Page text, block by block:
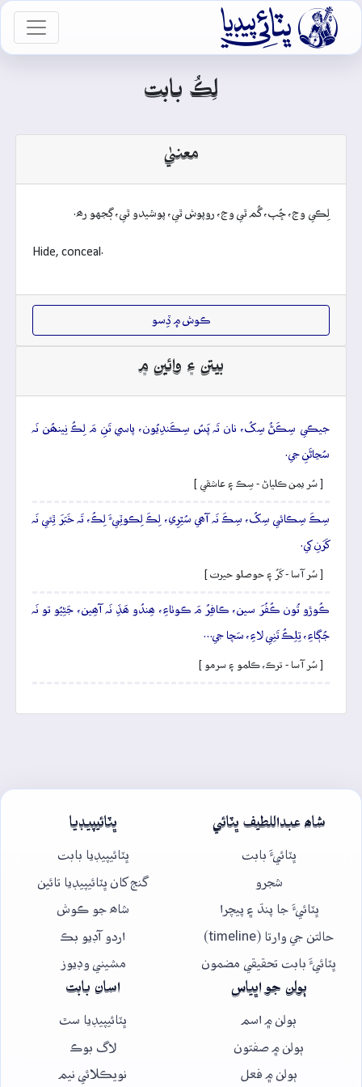

لِڪُ بابت
معنيٰ
لِڪي وڃ، ڇُپ، گُم ٿي وڃ، روپوش ٿي، پوشيدو ٿي، ڳجهو رھ.
Hide, conceal.
ڪوش ۾ ڏِسو
بيتن ۽ وائين ۾
جيڪي سِڪَڻُ سِکُ، نان تَہ پَسُ سِڪَندِيُون، پاسي تَنِ مَ لِڪُ نِينھُن نَہ
سُڃاڻَنِ جي.
[ سُر يمن ڪلياڻ - سِڪ ۽ عاشقي ]
سِڪَ سِڪائي سِکُ، سِڪَ نَہ آھي سُٿِرِي، لِڪَ لِڪوٽِيءَ لِڪُ، تَہ خَبَرَ ٿِئي نَہ
کَرَنِ کي.
[ سُر آسا - کَرُ ۽ حوصلو حيرت ]
ڪُوڙو تُون ڪُفُرَ سين، ڪافِرُ مَ ڪوٺاءِ، ھِندُو ھَڏِ نَہ آھِين، جَڻِيُو تو نَہ
جُڳاءِ، تِلِڪُ تَنِي لاءِ، سَچا جي…
[ سُر آسا - ترڪ، ڪلمو ۽ سرمو ]
شاھ عبداللطيف ڀٽائي
ڀٽائيءَ بابت
شجرو
ڀٽائيءَ جا پنڌ ۽ پيچرا
حالتن جي وارتا (timeline)
ڀٽائيءَ بابت تحقيقي مضمون
ڀٽائيپيڊيا
ڀٽائيپيڊيا بابت
گنج کان ڀٽائيپيڊيا تائين
شاھ جو ڪوش
اردو آڊيو بڪ
مشيني وڊيوز
ٻولن جو اڀياس
ٻولن ۾ اسم
ٻولن ۾ صفتون
ٻولن ۾ فعل
اسان بابت
ڀٽائيپيڊيا سٿ
لاگ بوڪ
نويڪلائي نيم